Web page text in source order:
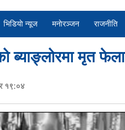
भिडियाे न्यूज मनाेरञ्जन राजनीति
ब्याङ्लोरमा मृत फेला
१९:०४